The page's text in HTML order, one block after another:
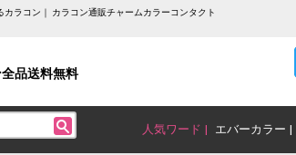
ラコン｜ カラコン通販チャームカラーコンタクト
品送料無料
人気ワード エバーカラー